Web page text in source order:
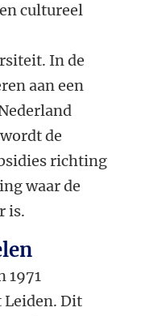
cultureel
In de
aan een
de
richting
waar de
is.
1971
Leiden. Dit